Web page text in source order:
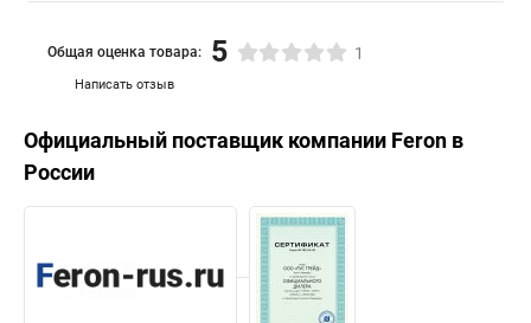
Написать отзыв
Общая оценка товара: 5 1
Официальный поставщик компании Feron в
России